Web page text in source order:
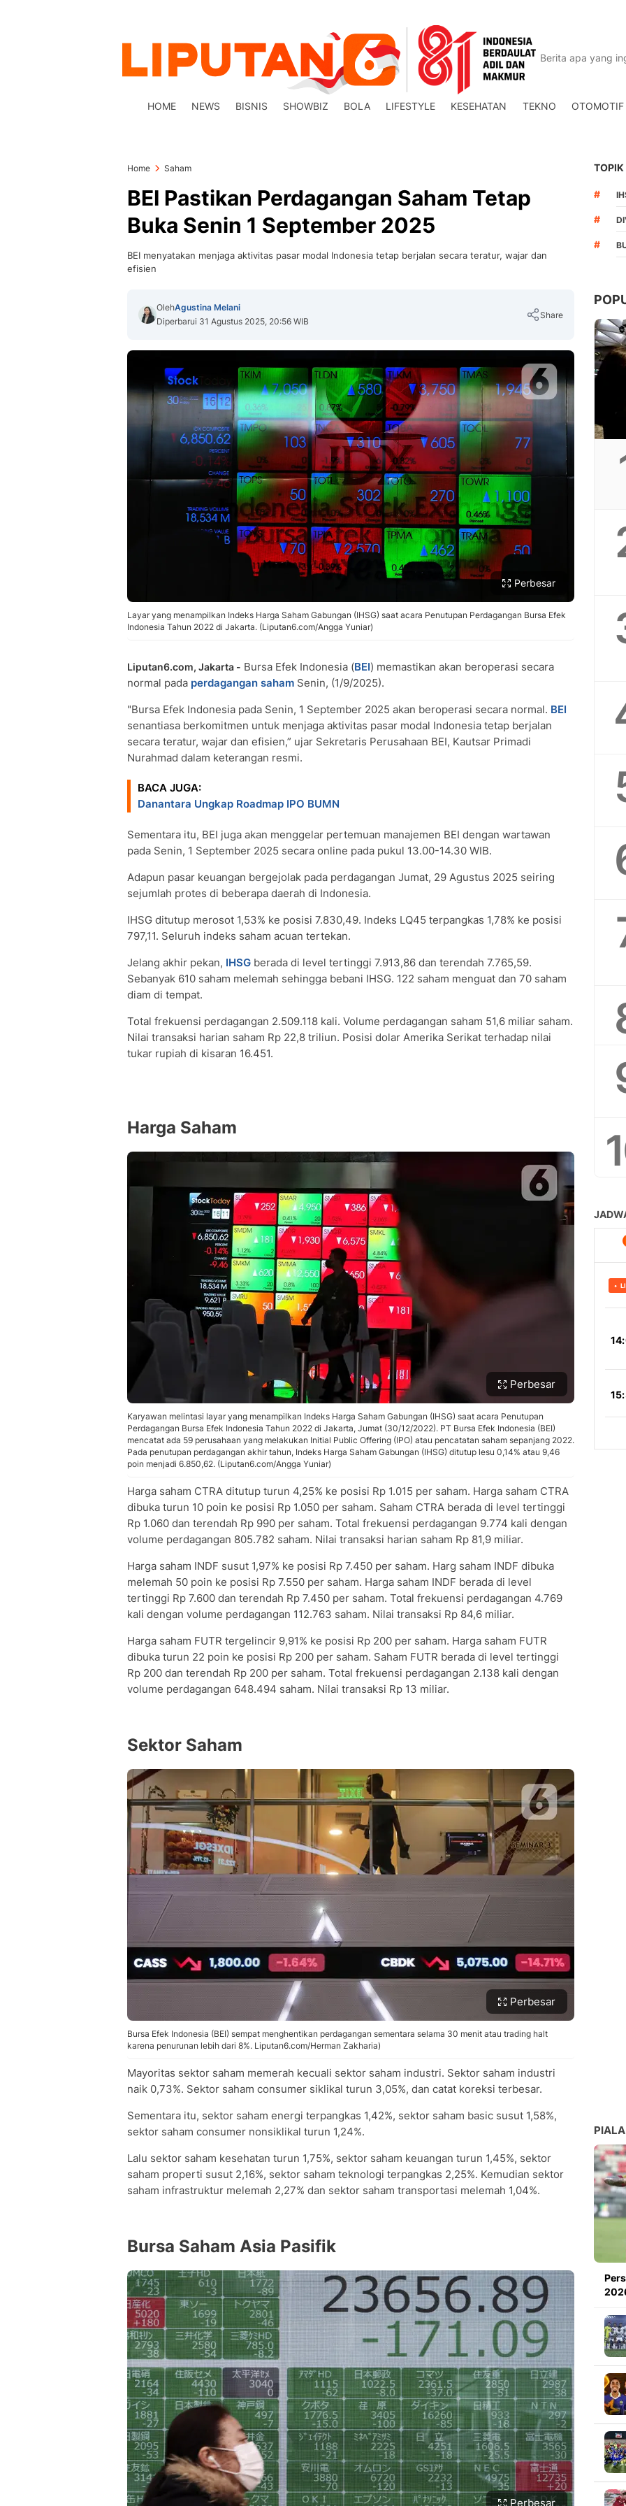
HOME NEWS BISNIS SHOWBIZ BOLA LIFESTYLE KESEHATAN TEKNO OTOMOTIF
Home Saham
BEI Pastikan Perdagangan Saham Tetap
Buka Senin 1 September 2025
BEI menyatakan menjaga aktivitas pasar modal Indonesia tetap berjalan secara teratur, wajar dan
efisien
OlehAgustina Melani
Diperbarui 31 Agustus 2025, 20:56 WIB
Share
Copy Link
Perbesar
Layar yang menampilkan Indeks Harga Saham Gabungan (IHSG) saat acara Penutupan Perdagangan Bursa Efek
Indonesia Tahun 2022 di Jakarta. (Liputan6.com/Angga Yuniar)
Liputan6.com, Jakarta - Bursa Efek Indonesia (BEI) memastikan akan beroperasi secara
normal pada perdagangan saham Senin, (1/9/2025).
"Bursa Efek Indonesia pada Senin, 1 September 2025 akan beroperasi secara normal. BEI
senantiasa berkomitmen untuk menjaga aktivitas pasar modal Indonesia tetap berjalan
secara teratur, wajar dan efisien,” ujar Sekretaris Perusahaan BEI, Kautsar Primadi
Nurahmad dalam keterangan resmi.
BACA JUGA:
Danantara Ungkap Roadmap IPO BUMN
Sementara itu, BEI juga akan menggelar pertemuan manajemen BEI dengan wartawan
pada Senin, 1 September 2025 secara online pada pukul 13.00-14.30 WIB.
Adapun pasar keuangan bergejolak pada perdagangan Jumat, 29 Agustus 2025 seiring
sejumlah protes di beberapa daerah di Indonesia.
IHSG ditutup merosot 1,53% ke posisi 7.830,49. Indeks LQ45 terpangkas 1,78% ke posisi
797,11. Seluruh indeks saham acuan tertekan.
Jelang akhir pekan, IHSG berada di level tertinggi 7.913,86 dan terendah 7.765,59.
Sebanyak 610 saham melemah sehingga bebani IHSG. 122 saham menguat dan 70 saham
diam di tempat.
Total frekuensi perdagangan 2.509.118 kali. Volume perdagangan saham 51,6 miliar saham.
Nilai transaksi harian saham Rp 22,8 triliun. Posisi dolar Amerika Serikat terhadap nilai
tukar rupiah di kisaran 16.451.
Harga Saham
Perbesar
Karyawan melintasi layar yang menampilkan Indeks Harga Saham Gabungan (IHSG) saat acara Penutupan
Perdagangan Bursa Efek Indonesia Tahun 2022 di Jakarta, Jumat (30/12/2022). PT Bursa Efek Indonesia (BEI)
mencatat ada 59 perusahaan yang melakukan Initial Public Offering (IPO) atau pencatatan saham sepanjang 2022.
Pada penutupan perdagangan akhir tahun, Indeks Harga Saham Gabungan (IHSG) ditutup lesu 0,14% atau 9,46
poin menjadi 6.850,62. (Liputan6.com/Angga Yuniar)
Harga saham CTRA ditutup turun 4,25% ke posisi Rp 1.015 per saham. Harga saham CTRA
dibuka turun 10 poin ke posisi Rp 1.050 per saham. Saham CTRA berada di level tertinggi
Rp 1.060 dan terendah Rp 990 per saham. Total frekuensi perdagangan 9.774 kali dengan
volume perdagangan 805.782 saham. Nilai transaksi harian saham Rp 81,9 miliar.
Harga saham INDF susut 1,97% ke posisi Rp 7.450 per saham. Harg saham INDF dibuka
melemah 50 poin ke posisi Rp 7.550 per saham. Harga saham INDF berada di level
tertinggi Rp 7.600 dan terendah Rp 7.450 per saham. Total frekuensi perdagangan 4.769
kali dengan volume perdagangan 112.763 saham. Nilai transaksi Rp 84,6 miliar.
Harga saham FUTR tergelincir 9,91% ke posisi Rp 200 per saham. Harga saham FUTR
dibuka turun 22 poin ke posisi Rp 200 per saham. Saham FUTR berada di level tertinggi
Rp 200 dan terendah Rp 200 per saham. Total frekuensi perdagangan 2.138 kali dengan
volume perdagangan 648.494 saham. Nilai transaksi Rp 13 miliar.
Sektor Saham
Perbesar
Bursa Efek Indonesia (BEI) sempat menghentikan perdagangan sementara selama 30 menit atau trading halt
karena penurunan lebih dari 8%. Liputan6.com/Herman Zakharia)
Mayoritas sektor saham memerah kecuali sektor saham industri. Sektor saham industri
naik 0,73%. Sektor saham consumer siklikal turun 3,05%, dan catat koreksi terbesar.
Sementara itu, sektor saham energi terpangkas 1,42%, sektor saham basic susut 1,58%,
sektor saham consumer nonsiklikal turun 1,24%.
Lalu sektor saham kesehatan turun 1,75%, sektor saham keuangan turun 1,45%, sektor
saham properti susut 2,16%, sektor saham teknologi terpangkas 2,25%. Kemudian sektor
saham infrastruktur melemah 2,27% dan sektor saham transportasi melemah 1,04%.
Bursa Saham Asia Pasifik
Perbesar
TOPIK
#
#
#